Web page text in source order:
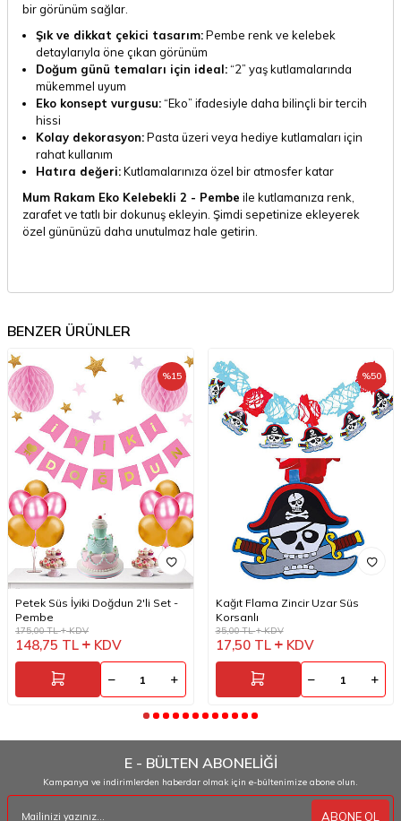
bir görünüm sağlar.
Şık ve dikkat çekici tasarım:Pembe renk ve kelebek
detaylarıyla öne çıkan görünüm
Doğum günü temaları için ideal:“2” yaş kutlamalarında
mükemmel uyum
Eko konsept vurgusu:“Eko” ifadesiyle daha bilinçli bir tercih
hissi
Kolay dekorasyon:Pasta üzeri veya hediye kutlamaları için
rahat kullanım
Hatıra değeri:Kutlamalarınıza özel bir atmosfer katar
Mum Rakam Eko Kelebekli 2 - Pembe ile kutlamanıza renk,
zarafet ve tatlı bir dokunuş ekleyin. Şimdi sepetinize ekleyerek
özel gününüzü daha unutulmaz hale getirin.
BENZER ÜRÜNLER
%15
Petek Süs İyiki Doğdun 2'li Set -
Pembe
175,00TL KDV
148,75 TL KDV
%50
Kağıt Flama Zincir Uzar Süs
Korsanlı
35,00TL KDV
17,50TL KDV
E - BÜLTEN ABONELİĞİ
Kampanya ve indirimlerden haberdar olmak için e-bültenimize abone olun.
ABONE OL